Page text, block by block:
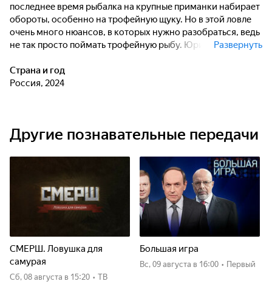
последнее время рыбалка на крупные приманки набирает
обороты, особенно на трофейную щуку. Но в этой ловле
очень много нюансов, в которых нужно разобраться, ведь
не так просто поймать трофейную рыбу. Юрий Хохлов и
на здоровенные приманки. Многих рыбаков может
шокировать по-настоящему крупный размер приманок,
Развернуть
Страна и год
Россия, 2024
Другие познавательные передачи
СМЕРШ. Ловушка для
самурая
сб, 08 августа в 15:20 • ТВ
Большая игра
вс, 09 августа в 16:00 • Первый